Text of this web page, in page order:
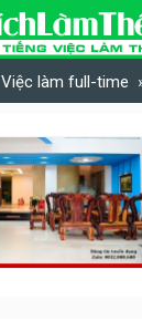
Việc làm full-time